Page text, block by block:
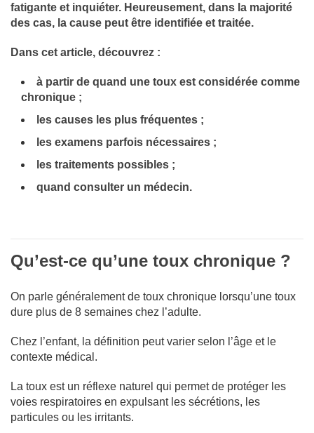
fatigante et inquiéter. Heureusement, dans la majorité
des cas, la cause peut être identifiée et traitée.
Dans cet article, découvrez :
à partir de quand une toux est considérée comme
chronique ;
les causes les plus fréquentes ;
les examens parfois nécessaires ;
les traitements possibles ;
quand consulter un médecin.
Qu’est-ce qu’une toux chronique ?
On parle généralement de toux chronique lorsqu’une toux
dure plus de 8 semaines chez l’adulte.
Chez l’enfant, la définition peut varier selon l’âge et le
contexte médical.
La toux est un réflexe naturel qui permet de protéger les
voies respiratoires en expulsant les sécrétions, les
particules ou les irritants.